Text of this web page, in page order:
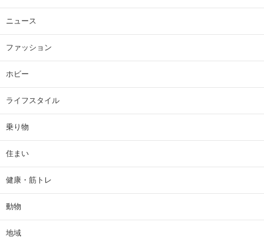
ニュース
ファッション
ホビー
ライフスタイル
乗り物
住まい
健康・筋トレ
動物
地域